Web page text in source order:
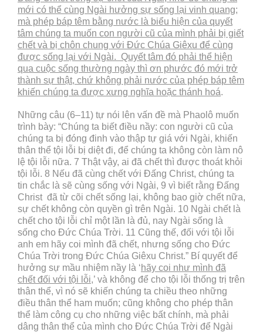
mới có thể cùng Ngài hưởng sự sống lại vinh quang;
mà phép báp têm bằng nước là biểu hiện của quyết
tâm chúng ta muốn con người cũ của mình phải bị giết
chết và bị chôn chung với Đức Chúa Giêxu để cùng
được sống lại với Ngài. Quyết tâm đó phải thể hiện
qua cuộc sống thường ngày thì ơn phước đó mới trở
thành sự thật, chứ không phải nước của phép báp têm
khiến chúng ta được xưng nghĩa hoặc thánh hoá.
Những câu (6–11) tự nói lên vấn đề mà Phaolô muốn
trình bày: “Chúng ta biết điều nầy: con người cũ của
chúng ta bị đóng đinh vào thập tự giá với Ngài, khiến
thân thể tội lỗi bị diệt đi, để chúng ta không còn làm nô
lệ tội lỗi nữa. 7 Thật vậy, ai đã chết thì được thoát khỏi
tội lỗi. 8 Nếu đã cùng chết với Đấng Christ, chúng ta
tin chắc là sẽ cùng sống với Ngài, 9 vì biết rằng Đấng
Christ đã từ cõi chết sống lại, không bao giờ chết nữa,
sự chết không còn quyền gì trên Ngài. 10 Ngài chết là
chết cho tội lỗi chỉ một lần là đủ, nay Ngài sống là
sống cho Đức Chúa Trời. 11 Cũng thế, đối với tội lỗi
anh em hãy coi mình đã chết, nhưng sống cho Đức
Chúa Trời trong Đức Chúa Giêxu Christ.” Bí quyết để
hưởng sự mầu nhiệm nầy là ‘hãy coi như mình đã
chết đối với tội lỗi,’ và không để cho tội lỗi thống trị trên
thân thể, vì nó sẽ khiến chúng ta chiều theo những
điều thân thể ham muốn; cũng không cho phép thân
thể làm công cụ cho những việc bất chính, mà phải
dâng thân thể của mình cho Đức Chúa Trời để Ngài